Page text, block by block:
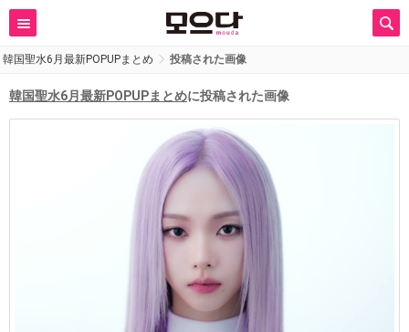
韓国聖水6月最新POPUPまとめ 投稿された画像
韓国聖水6月最新POPUPまとめに投稿された画像